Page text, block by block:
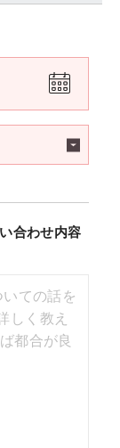
合わせ内容